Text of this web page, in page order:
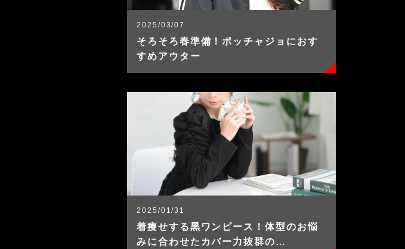
2025/03/07
そろそろ春準備！ポッチャジョにおす
すめアウター
2025/01/31
着痩せする黒ワンピース！体型のお悩
みに合わせたカバー力抜群の…